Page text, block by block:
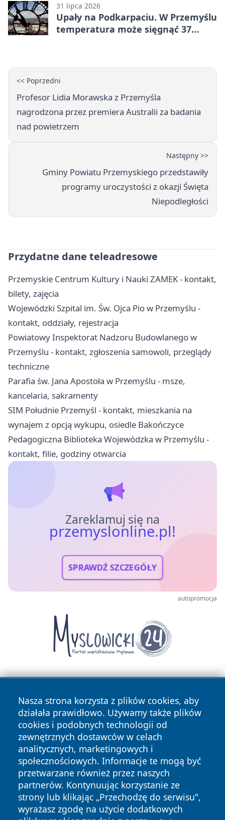
31 lipca 2026
Upały na Podkarpaciu. W Przemyślu
temperatura może sięgnąć 37
<< Poprzedni
Profesor Lidia Morawska z Przemyśla
nagrodzona przez premiera Australii za badania
nad powietrzem
Następny >>
Gminy Powiatu Przemyskiego przedstawiły
programy uroczystości z okazji Święta
Niepodległości
Przydatne dane teleadresowe
Przemyskie Centrum Kultury i Nauki ZAMEK - kontakt,
bilety, zajęcia
Wojewódzki Szpital im. Św. Ojca Pio w Przemyślu -
kontakt, oddziały, rejestracja
Powiatowy Inspektorat Nadzoru Budowlanego w
Przemyślu - kontakt, zgłoszenia samowoli, przeglądy
techniczne
Parafia św. Jana Apostoła w Przemyślu - msze,
kancelaria, sakramenty
SIM Południe Przemyśl - kontakt, mieszkania na
wynajem z opcją wykupu, osiedle Bakończyce
Pedagogiczna Biblioteka Wojewódzka w Przemyślu -
kontakt, filie, godziny otwarcia
Zareklamuj się na
przemyslonline.pl!
SPRAWDŹ SZCZEGÓŁY
autopromocja
Nasza strona korzysta z plików cookies, aby
działała prawidłowo. Używamy także plików
cookies i podobnych technologii od
zewnętrznych dostawców w celach
analitycznych, marketingowych i
społecznościowych. Informacje te mogą być
przetwarzane również przez naszych
partnerów. Kontynuując korzystanie ze
strony lub klikając „Przechodzę do serwisu",
wyrażasz zgodę na użycie dodatkowych
Copyright © 2026 przemyslonline.pl Wszystkie prawa
zastrzeżone.
News Autorzy
Polityka
Prywatności
Polityka
Cookies